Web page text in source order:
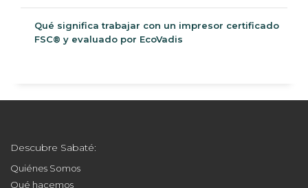
Qué significa trabajar con un impresor certificado
FSC® y evaluado por EcoVadis
Descubre Sabaté:
Quiénes Somos
Qué hacemos